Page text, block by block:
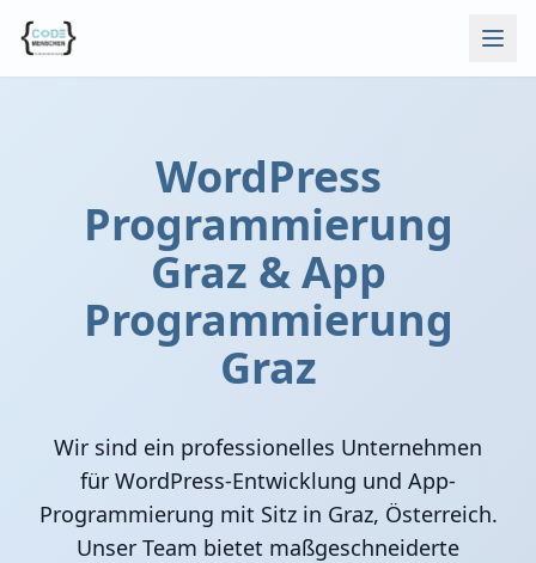
WordPress
Programmierung
Graz & App
Programmierung
Graz
Wir sind ein professionelles Unternehmen
für WordPress-Entwicklung und App-
Programmierung mit Sitz in Graz, Österreich.
Unser Team bietet maßgeschneiderte